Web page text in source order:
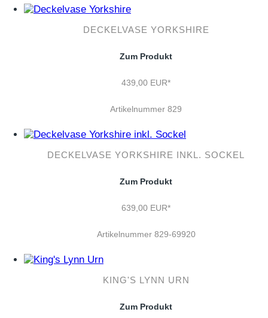
DECKELVASE YORKSHIRE
Zum Produkt
439,00 EUR*
Artikelnummer 829
DECKELVASE YORKSHIRE INKL. SOCKEL
Zum Produkt
639,00 EUR*
Artikelnummer 829-69920
KING'S LYNN URN
Zum Produkt